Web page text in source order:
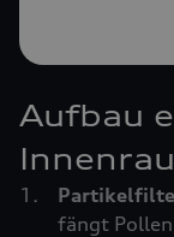
Aufbau
fängt